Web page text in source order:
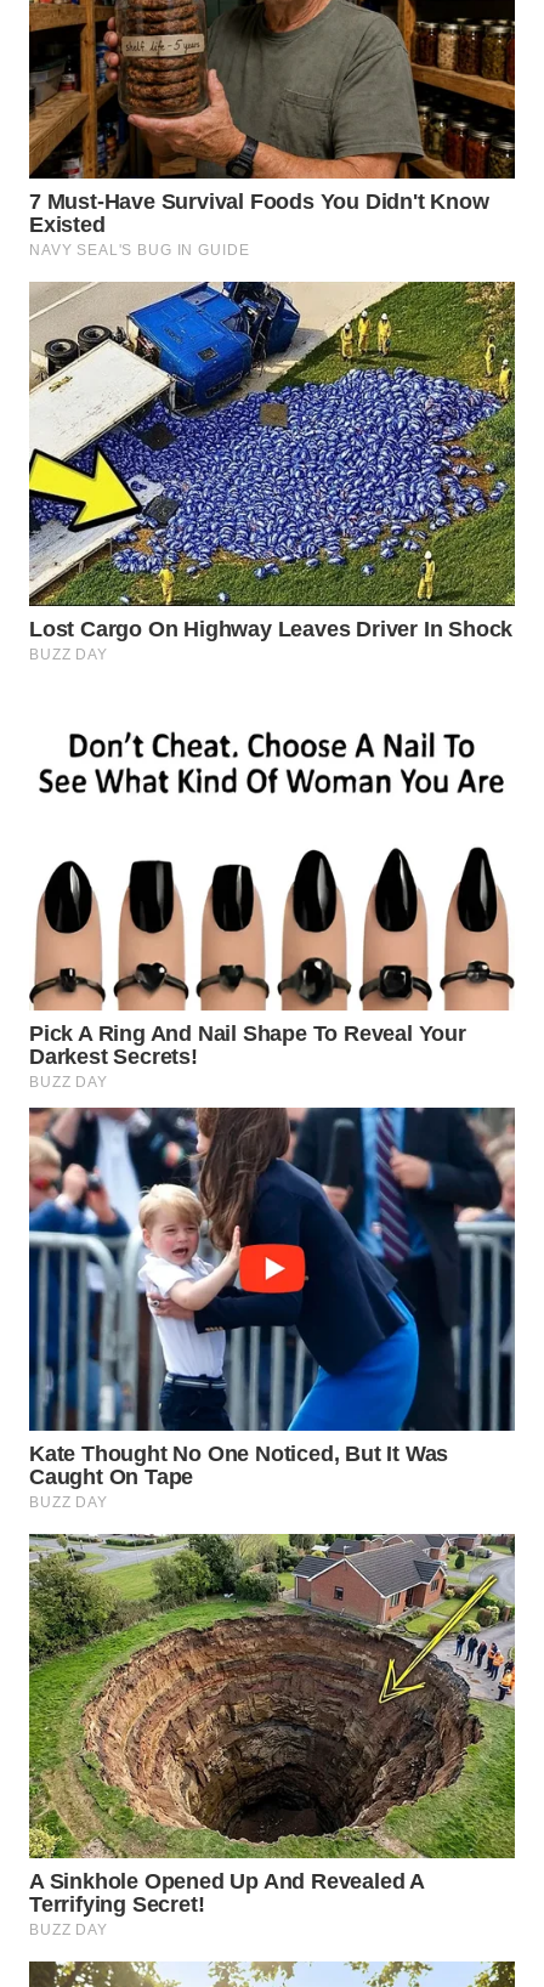
WN
TEBING
TINGGI
WN
PAKPAK
WN
KARAWANG
WN
BEKASI
WN
BOGOR
DEPOK
WN
TAPANULI
UTARA
WN
WN
SUMEDANG
WN
CIANJUR
WN
KEPULAUAN
SERIBU
WN
TANGERANG
WN
WN
CIREBON
WN
INDRAMAYU
WN
KUNINGAN
WN
MAJALENGKA
WN
SUBANG
WN
SUKABUMI
WN
PURWAKARTA